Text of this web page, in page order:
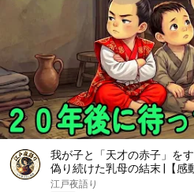
我が子と「天才の赤子」を
偽り続けた乳母の結末 |【感
語 | 時代劇
江戸夜語り